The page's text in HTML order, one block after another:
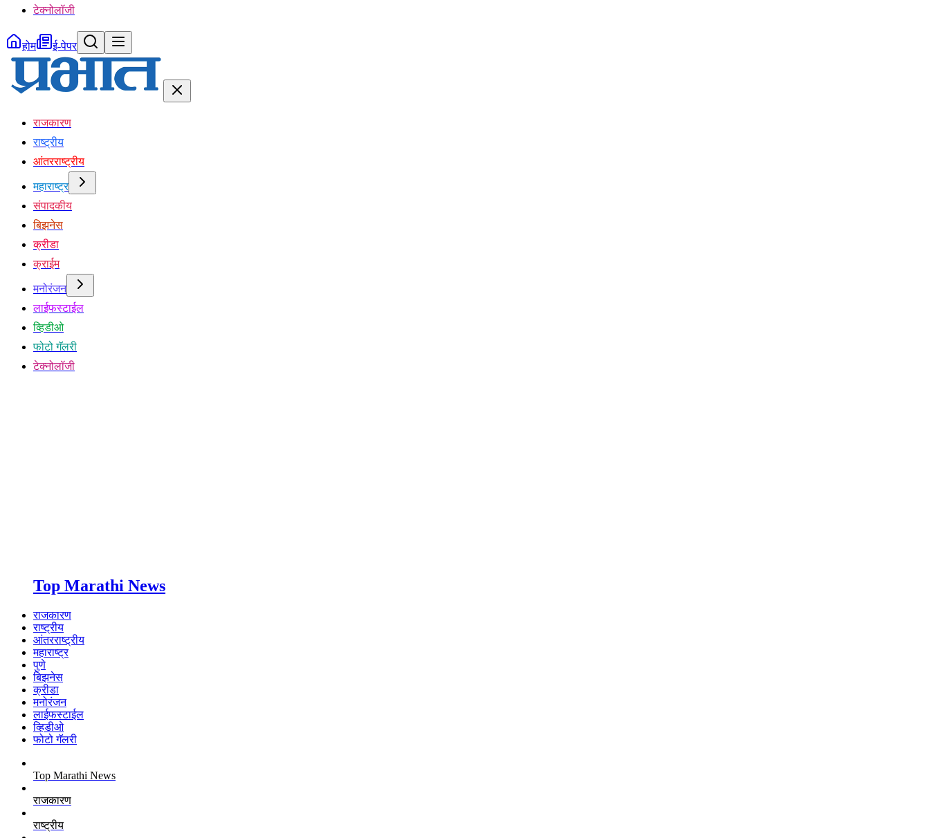
टेक्नोलॉजी
होम ई-पेपर
राजकारण
राष्ट्रीय
आंतरराष्ट्रीय
महाराष्ट्र
संपादकीय
बिझनेस
क्रीडा
क्राईम
मनोरंजन
लाईफस्टाईल
व्हिडीओ
फोटो गॅलरी
टेक्नोलॉजी
Top Marathi News
राजकारण
राष्ट्रीय
आंतरराष्ट्रीय
महाराष्ट्र
पुणे
बिझनेस
क्रीडा
मनोरंजन
लाईफस्टाईल
व्हिडीओ
फोटो गॅलरी
Top Marathi News
राजकारण
राष्ट्रीय